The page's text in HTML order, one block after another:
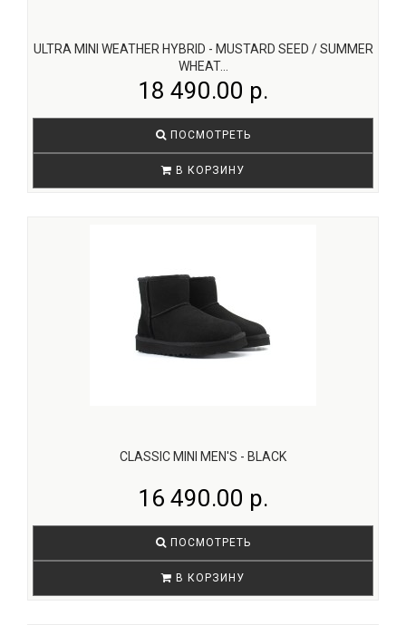
ULTRA MINI WEATHER HYBRID - MUSTARD SEED / SUMMER
WHEAT...
18 490.00 р.
ПОСМОТРЕТЬ
В КОРЗИНУ
CLASSIC MINI MEN'S - BLACK
16 490.00 р.
ПОСМОТРЕТЬ
В КОРЗИНУ